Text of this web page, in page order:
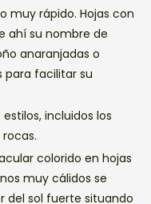
muy rápido. Hojas con
ahí su nombre de
anaranjadas o
para facilitar su
incluidos los
colorido en hojas
muy cálidos se
del sol fuerte situando